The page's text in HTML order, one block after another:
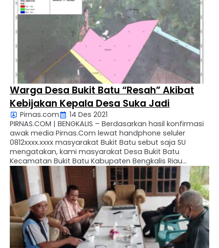
Warga Desa Bukit Batu “Resah” Akibat
Kebijakan Kepala Desa Suka Jadi
Pirnas.com
14 Des 2021
PIRNAS.COM | BENGKALIS – Berdasarkan hasil konfirmasi
awak media Pirnas.Com lewat handphone seluler
0812xxxx.xxxx masyarakat Bukit Batu sebut saja SU
mengatakan, kami masyarakat Desa Bukit Batu
Kecamatan Bukit Batu Kabupaten Bengkalis Riau
sangat sayang kan kinerja daripada Kepala Desa Suka
Jadi yang membuat kebijakan di luar sepengetahuan
kami warga. pasalnya tanah yang kami kuasai di …